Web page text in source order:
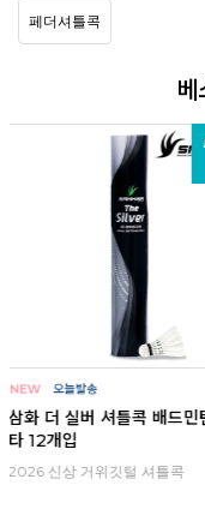
페더셔틀콕
삼화 더블랙 셔틀콕 배드
럽 동호회 1박스 25타
삼화 BEST 게임용 거위깃털